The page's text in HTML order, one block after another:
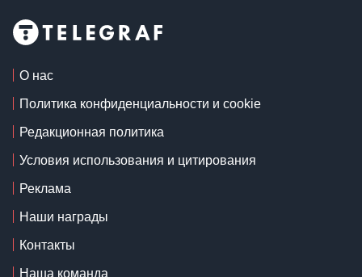
О нас
Политика конфиденциальности и cookie
Редакционная политика
Условия использования и цитирования
Реклама
Наши награды
Контакты
Наша команда